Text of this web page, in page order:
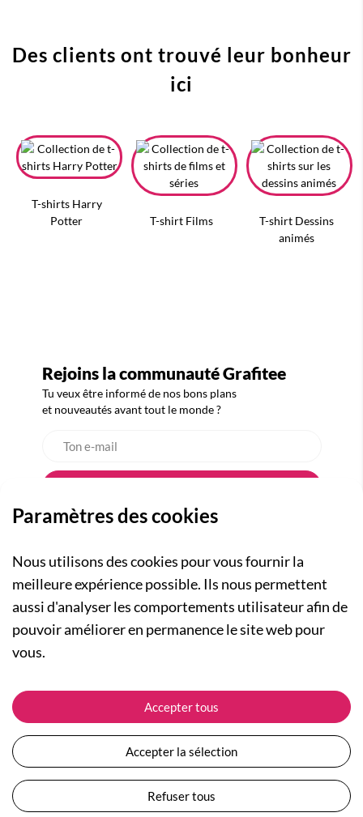
Des clients ont trouvé leur bonheur
ici
T-shirts Harry
Potter
T-shirt Films
T-shirt Dessins
animés
Rejoins la communauté Grafitee
Tu veux être informé de nos bons plans
et nouveautés avant tout le monde ?
A PROPOS
Qui sommes-nous ?
Actualités
Nos engagements
Plan du site
Devenir revendeur
NOS RUBRIQUES
Collection Femme
Collection Enfants
Les Totebags
Nos différents thèmes
ASSISTANCE
Suivre ma commande
Expédition et livraison
Retour et remboursement
Moyens de paiement
Questions / Réponses
Conditions générales de vente
Paramètres des cookies
Nous utilisons des cookies pour vous fournir la
meilleure expérience possible. Ils nous permettent
aussi d'analyser les comportements utilisateur afin de
pouvoir améliorer en permanence le site web pour
vous.
Accepter tous
Accepter la sélection
Refuser tous